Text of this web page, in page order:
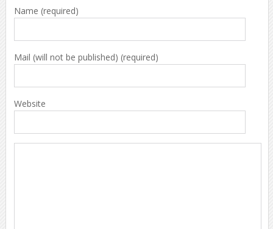
Name (required)
Mail (will not be published) (required)
Website